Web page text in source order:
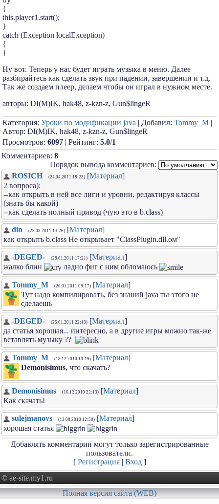
{
this.player1.start();
}
catch (Exception localException)
{
}
Ну вот. Теперь у нас будет играть музыка в меню. Далее
разбирайтесь как сделать звук при падении, завершении и т.д.
Так же создаем плеер, делаем чтобы он играл в нужном месте.
авторы: DI(M)IK, hak48, z-kzn-z, Gun$lingeR
Категория: Уроки по модификации java | Добавил: Tommy_M |
Автор: DI(M)IK, hak48, z-kzn-z, Gun$lingeR
Просмотров: 6097 | Рейтинг: 5.0/1
Комментариев: 8
Порядок вывода комментариев:
ROSICH
(24.04.2011 18:23) [Материал]
2 вопроса):
--как открыть в ней все лиги и уровни, редактируя классы
(знать бы какой)
--как сделать полный привод (чую это в b.class)
din (23.03.2011 14:26) [Материал]
как открыть b.class Не открывает "ClassPlugin.dll.ом"
-DEGED- (28.01.2011 17:21) [Материал]
жалко блин
ладно фиг с ним обломаюсь
Tommy_M (26.01.2011 09:17) [Материал]
Тут надо компилировать, без знаний java ты этого не
сделаешь
-DEGED- (25.01.2011 22:13) [Материал]
да статья хорошая... интересно, а в другие игры можно так-же
вставлять музыку ??
Tommy_M (18.12.2010 10:19) [Материал]
Demonisimus, что скачать?
Demonisimus (16.12.2010 22:13) [Материал]
Как скачать!
sulejmanovs (13.08.2010 12:50) [Материал]
хорошая статья
Добавлять комментарии могут только зарегистрированные
пользователи.
[ Регистрация| Вход]
© ae-site.my1.ru
Полная версия сайта (WEB)